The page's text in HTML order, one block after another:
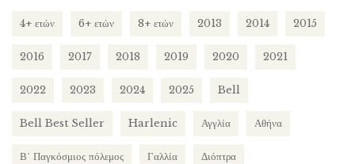
4+ ετών 6+ ετών 8+ ετών 2013 2014 2015
2016 2017 2018 2019 2020 2021
2022 2023 2024 2025 Bell
Bell Best Seller Harlenic Αγγλία Αθήνα
Β΄ Παγκόσμιος πόλεμος Γαλλία Διόπτρα